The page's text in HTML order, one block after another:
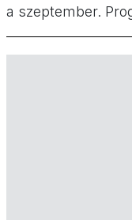
a szeptember.